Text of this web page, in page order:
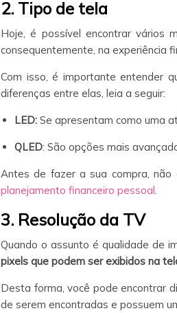
2. Tipo de tela
Hoje, é possível encontrar vários
consequentemente, na experiência
Com isso, é importante entender
diferenças entre elas, leia a seguir:
LED: Se apresentam como uma
QLED: São opções mais
Antes de fazer a sua compra,
planejamento financeiro pessoal.
3. Resolução da TV
Quando o assunto é qualidade de
pixels que podem ser exibidos na
Desta forma, você pode encontrar
de serem encontradas e possuem